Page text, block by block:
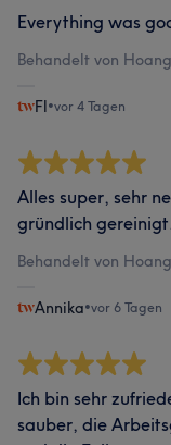
Everything was
Behandelt von
Fl•vor 4 Tagen
Alles super, sehr
gründlich
Behandelt von
Annika•vor 6 Tagen
Ich bin sehr
sauber, die